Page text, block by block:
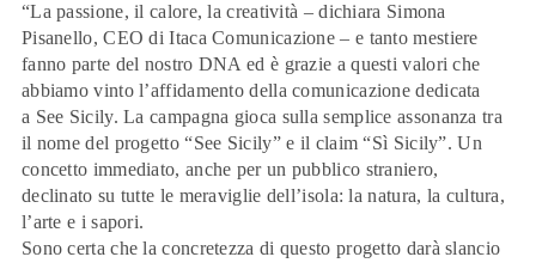
“La passione, il calore, la creatività – dichiara Simona
Pisanello, CEO di Itaca Comunicazione – e tanto mestiere
fanno parte del nostro DNA ed è grazie a questi valori che
abbiamo vinto l’affidamento della comunicazione dedicata
a See Sicily. La campagna gioca sulla semplice assonanza tra
il nome del progetto “See Sicily” e il claim “Sì Sicily”. Un
concetto immediato, anche per un pubblico straniero,
declinato su tutte le meraviglie dell’isola: la natura, la cultura,
l’arte e i sapori.
Sono certa che la concretezza di questo progetto darà slancio